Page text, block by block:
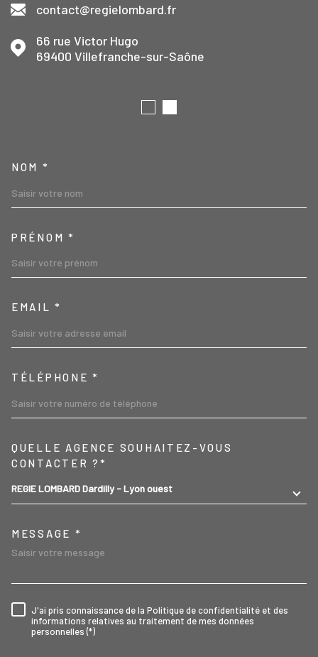
contact@regielombard.fr
66 rue Victor Hugo
69400
Villefranche-sur-Saône
NOM *
PRÉNOM *
EMAIL *
TÉLÉPHONE *
QUELLE AGENCE SOUHAITEZ-VOUS
CONTACTER ?*
REGIE LOMBARD Dardilly - Lyon ouest
MESSAGE *
RÈGLEMENTATION
J'ai pris connaissance de la Politique de confidentialité et des
informations relatives au traitement de mes données
personnelles (*)